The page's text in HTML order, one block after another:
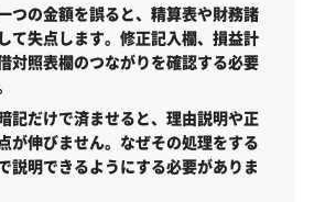
つの金額を誤ると、精算表や財務諸
て失点します。修正記入欄、損益計
対照表欄のつながりを確認する必要
記だけで済ませると、理由説明や正
が伸びません。なぜその処理をする
説明できるようにする必要がありま